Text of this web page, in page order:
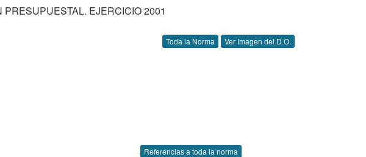
EJERCICIO 2001
Toda la Norma Ver Imagen del D.O.
Referencias a toda la norma